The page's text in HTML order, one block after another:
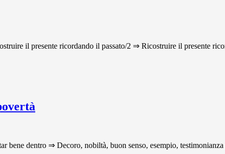
il presente ricordando il passato/2 ⇒ Ricostruire il presente
bene dentro ⇒ Decoro, nobiltà, buon senso, esempio,